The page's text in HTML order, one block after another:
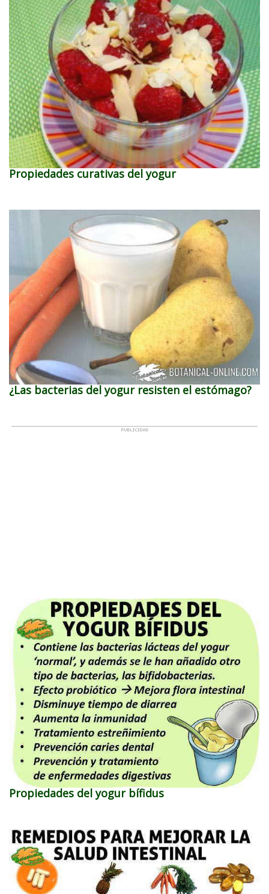
Propiedades curativas del yogur
¿Las bacterias del yogur resisten el estómago?
Propiedades del yogur bífidus